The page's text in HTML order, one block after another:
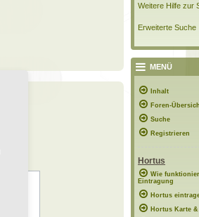
Weitere Hilfe zur
Erweiterte Suche
MENÜ
Inhalt
Foren-
Suche
Registrieren
Hortus
Wie
Eintragung
Hortus
Hortus Karte